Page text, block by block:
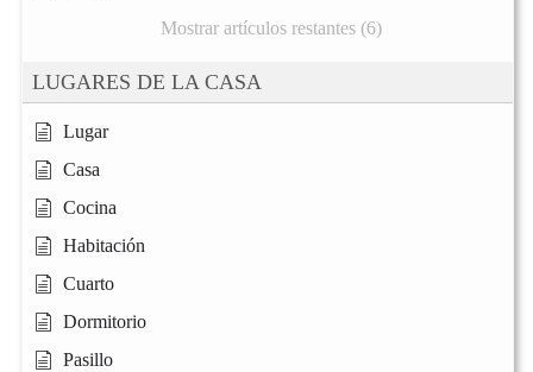
Mostrar artículos restantes (6)
LUGARES DE LA CASA
Lugar
Casa
Cocina
Habitación
Cuarto
Dormitorio
Pasillo